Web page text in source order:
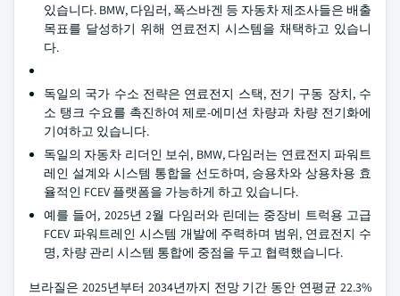
있습니다. BMW, 다임러, 폭스바겐 등 자동차 제조사들은 배출
목표를 달성하기 위해 연료전지 시스템을 채택하고 있습니
다.
독일의 국가 수소 전략은 연료전지 스택, 전기 구동 장치, 수
소 탱크 수요를 촉진하여 제로-에미션 차량과 차량 전기화에
기여하고 있습니다.
독일의 자동차 리더인 보쉬, BMW, 다임러는 연료전지 파워트
레인 설계와 시스템 통합을 선도하며, 승용차와 상용차용 효
율적인 FCEV 플랫폼을 가능하게 하고 있습니다.
예를 들어, 2025년 2월 다임러와 린데는 중장비 트럭용 고급
FCEV 파워트레인 시스템 개발에 주력하며 범위, 연료전지 수
명, 차량 관리 시스템 통합에 중점을 두고 협력했습니다.
브라질은 2025년부터 2034년까지 전망 기간 동안 연평균 22.3%